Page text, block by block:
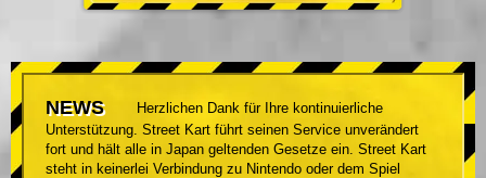
NEWS
Herzlichen Dank für Ihre kontinuierliche
Unterstützung. Street Kart führt seinen Service unverändert
fort und hält alle in Japan geltenden Gesetze ein. Street Kart
steht in keinerlei Verbindung zu Nintendo oder dem Spiel